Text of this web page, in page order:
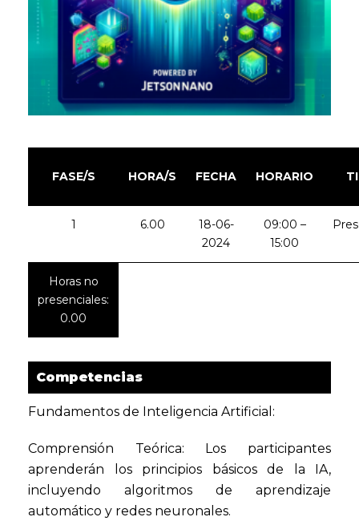
FASE/S HORA/S FECHA HORARIO
1 6.00
18-06-
2024
09:00 –
15:00
Horas no
presenciales:
0.00
Competencias
Fundamentos de Inteligencia Artificial:
Comprensión Teórica: Los participantes
aprenderán los principios básicos de la IA,
incluyendo algoritmos de aprendizaje
automático y redes neuronales.